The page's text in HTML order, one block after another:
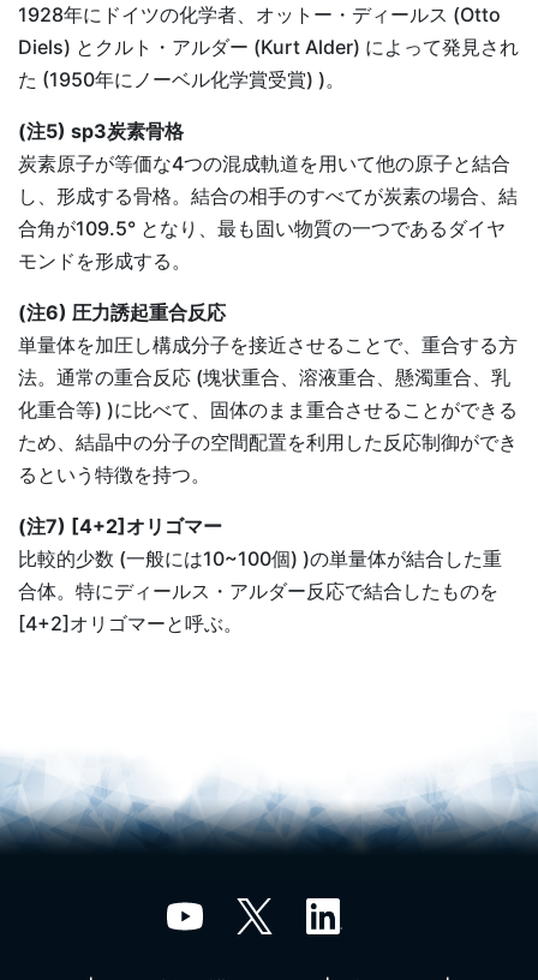
1928年にドイツの化学者、オットー・ディールス (Otto
Diels) とクルト・アルダー (Kurt Alder) によって発見され
た (1950年にノーベル化学賞受賞) )。
(注5) sp3炭素骨格
炭素原子が等価な4つの混成軌道を用いて他の原子と結合
し、形成する骨格。結合の相手のすべてが炭素の場合、結
合角が109.5° となり、最も固い物質の一つであるダイヤ
モンドを形成する。
(注6) 圧力誘起重合反応
単量体を加圧し構成分子を接近させることで、重合する方
法。通常の重合反応 (塊状重合、溶液重合、懸濁重合、乳
化重合等) )に比べて、固体のまま重合させることができる
ため、結晶中の分子の空間配置を利用した反応制御ができ
るという特徴を持つ。
(注7) [4+2]オリゴマー
比較的少数 (一般には10~100個) )の単量体が結合した重
合体。特にディールス・アルダー反応で結合したものを
[4+2]オリゴマーと呼ぶ。